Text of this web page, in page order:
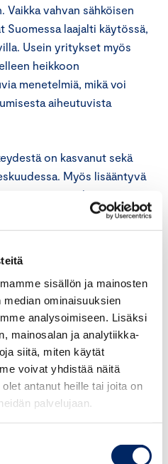
sisällön ja mainosten
ominaisuuksien
analysoimiseen. Lisäksi
mainosalan ja analytiikka-
siitä, miten käytät
voivat yhdistää näitä
antanut heille tai joita on
palvelujaan.
Vaikka vahvan sähköisen
laajalti käytössä,
Usein yritykset myös
heikkoon
menetelmiä, mikä voi
aiheutuvista
on kasvanut sekä
Myös lisääntyvä
ja
lisänneet tarvetta
Arviomuistion
sektorin
markkinoilla on luotettaville
digitaalisen
hallintamenetelmille
ja kysyntää.
tulevaisuuden visiota
ja sähköisen tunnistamisen